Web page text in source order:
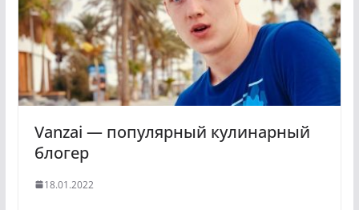
Vanzai — популярный кулинарный
блогер
18.01.2022